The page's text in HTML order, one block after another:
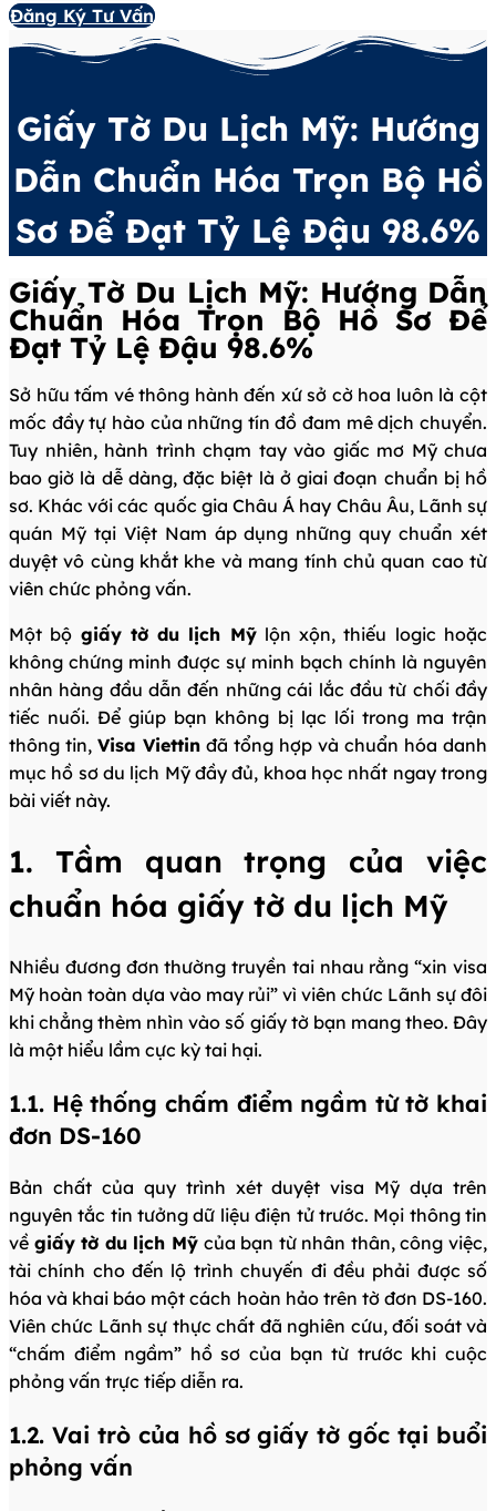
Đăng Ký Tư Vấn
Giấy Tờ Du Lịch Mỹ: Hướng
Dẫn Chuẩn Hóa Trọn Bộ Hồ
Sơ Để Đạt Tỷ Lệ Đậu 98.6%
Giấy Tờ Du Lịch Mỹ: Hướng Dẫn
Chuẩn Hóa Trọn Bộ Hồ Sơ Để
Đạt Tỷ Lệ Đậu 98.6%
Sở hữu tấm vé thông hành đến xứ sở cờ hoa luôn là cột
mốc đầy tự hào của những tín đồ đam mê dịch chuyển.
Tuy nhiên, hành trình chạm tay vào giấc mơ Mỹ chưa
bao giờ là dễ dàng, đặc biệt là ở giai đoạn chuẩn bị hồ
sơ. Khác với các quốc gia Châu Á hay Châu Âu, Lãnh sự
quán Mỹ tại Việt Nam áp dụng những quy chuẩn xét
duyệt vô cùng khắt khe và mang tính chủ quan cao từ
viên chức phỏng vấn.
Một bộ giấy tờ du lịch Mỹlộn xộn, thiếu logic hoặc
không chứng minh được sự minh bạch chính là nguyên
nhân hàng đầu dẫn đến những cái lắc đầu từ chối đầy
tiếc nuối. Để giúp bạn không bị lạc lối trong ma trận
thông tin, Visa Viettin đã tổng hợp và chuẩn hóa danh
mục hồ sơ du lịch Mỹ đầy đủ, khoa học nhất ngay trong
bài viết này.
1. Tầm quan trọng của việc
chuẩn hóa giấy tờ du lịch Mỹ
Nhiều đương đơn thường truyền tai nhau rằng “xin visa
Mỹ hoàn toàn dựa vào may rủi” vì viên chức Lãnh sự đôi
khi chẳng thèm nhìn vào số giấy tờ bạn mang theo. Đây
là một hiểu lầm cực kỳ tai hại.
1.1. Hệ thống chấm điểm ngầm từ tờ khai
đơn DS-160
Bản chất của quy trình xét duyệt visa Mỹ dựa trên
nguyên tắc tin tưởng dữ liệu điện tử trước. Mọi thông tin
về giấy tờ du lịch Mỹcủa bạn từ nhân thân, công việc,
tài chính cho đến lộ trình chuyến đi đều phải được số
hóa và khai báo một cách hoàn hảo trên tờ đơn DS-160.
Viên chức Lãnh sự thực chất đã nghiên cứu, đối soát và
“chấm điểm ngầm” hồ sơ của bạn từ trước khi cuộc
phỏng vấn trực tiếp diễn ra.
1.2. Vai trò của hồ sơ giấy tờ gốc tại buổi
phỏng vấn